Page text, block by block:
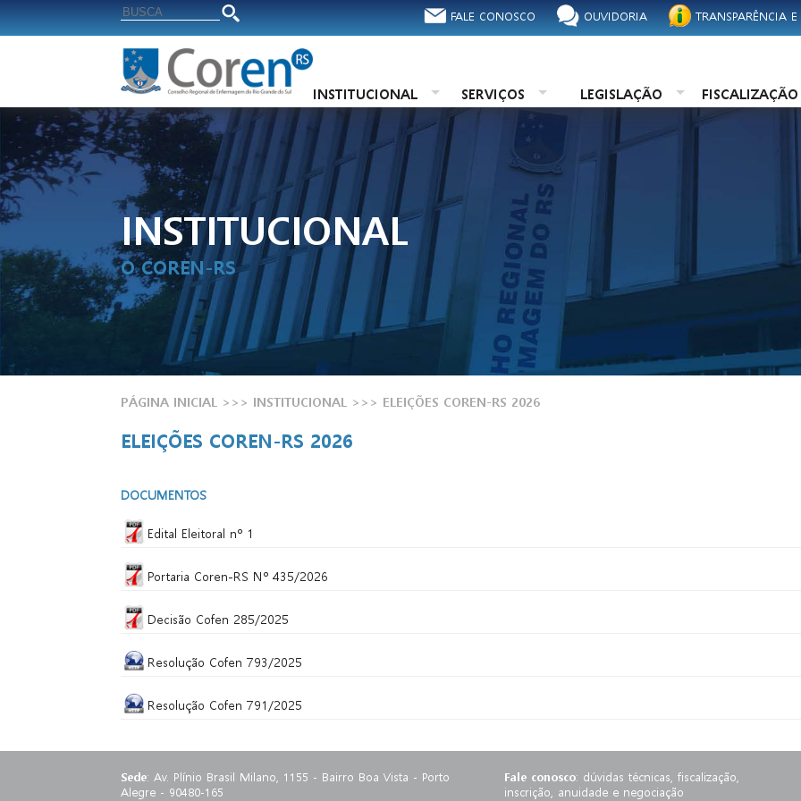
TRANSPARÊNCIA
OUVIDORIA
FALE CONOSCO
INSTITUCIONAL SERVIÇOS LEGISLAÇÃO FISCALIZAÇÃO
INSTITUCIONAL
O COREN-RS
PÁGINA INICIAL >>> INSTITUCIONAL >>> ELEIÇÕES COREN-RS 2026
ELEIÇÕES COREN-RS 2026
DOCUMENTOS
Edital Eleitoral nº 1
Portaria Coren-RS Nº 435/2026
Decisão Cofen 285/2025
Resolução Cofen 793/2025
Resolução Cofen 791/2025
Sede: Av. Plínio Brasil Milano, 1155 - Bairro Boa Vista - Porto
Alegre - 90480-165
Fale conosco: dúvidas técnicas, fiscalização,
inscrição, anuidade e negociação